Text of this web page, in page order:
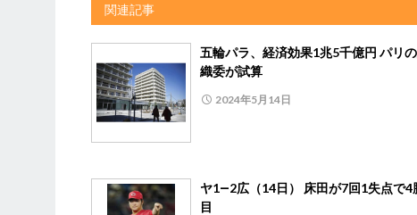
関連記事
五輪パラ、経済効果1兆5千億円 パリ
織委が試算
2024年5月14日
ヤ1―2広（14日） 床田が7回1失点で4
目